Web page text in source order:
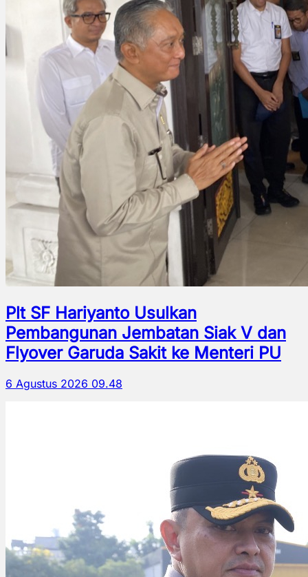
Plt SF Hariyanto Usulkan
Pembangunan Jembatan Siak V dan
Flyover Garuda Sakit ke Menteri PU
6 Agustus 2026 09.48